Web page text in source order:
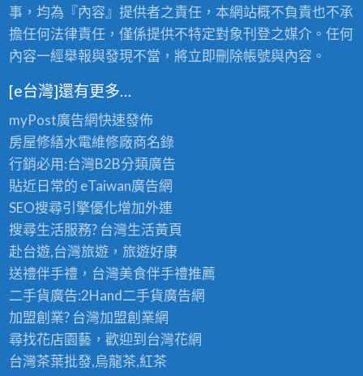
事，均為『內容』提供者之責任，本網站概不負責也不承
擔任何法律責任，僅係提供不特定對象刊登之媒介。任何
內容一經舉報與發現不當，將立即刪除帳號與內容。
[e台灣]還有更多…
myPost廣告網快速發佈
房屋修繕水電維修廠商名錄
行銷必用:台灣B2B分類廣告
貼近日常的 eTaiwan廣告網
SEO搜尋引擎優化增加外連
搜尋生活服務? 台灣生活黃頁
赴台遊,台灣旅遊，旅遊好康
送禮伴手禮，台灣美食伴手禮推薦
二手貨廣告:2Hand二手貨廣告網
加盟創業? 台灣加盟創業網
尋找花店園藝，歡迎到台灣花網
台灣茶葉批發,烏龍茶,紅茶